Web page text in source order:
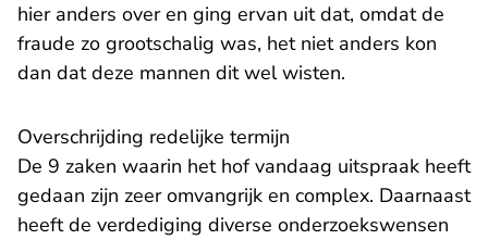
hier anders over en ging ervan uit dat, omdat de
fraude zo grootschalig was, het niet anders kon
dan dat deze mannen dit wel wisten.
Overschrijding redelijke termijn
De 9 zaken waarin het hof vandaag uitspraak heeft
gedaan zijn zeer omvangrijk en complex. Daarnaast
heeft de verdediging diverse onderzoekswensen